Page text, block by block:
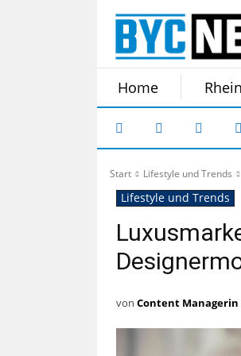
Home
Start Lifestyle und Trends
Lifestyle und Trends
von Content Managerin